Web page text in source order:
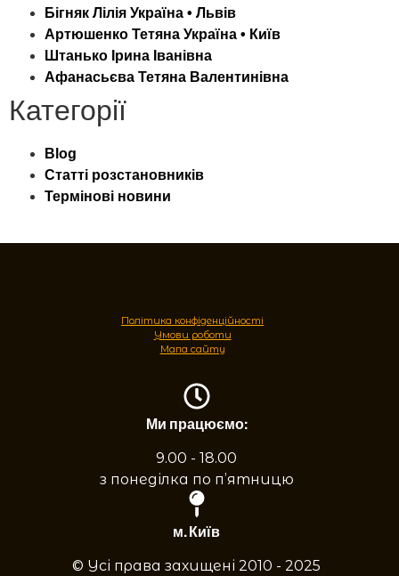
Бігняк Лілія Україна • Львів
Артюшенко Тетяна Україна • Київ
Штанько Ірина Іванівна
Афанасьєва Тетяна Валентинівна
Категорії
Blog
Статті розстановників
Термінові новини
Політика конфіденційності
Умови роботи
Мапа сайту
Ми працюємо:
9.00 - 18.00
з понеділка по п’ятницю
м. Київ
© Усі права захищені 2010 - 2025